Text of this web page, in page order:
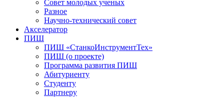
Совет молодых ученых
Разное
Научно-технический совет
Акселератор
ПИШ
ПИШ «СтанкоИнструментТех»
ПИШ (о проекте)
Программа развития ПИШ
Абитуриенту
Студенту
Партнеру